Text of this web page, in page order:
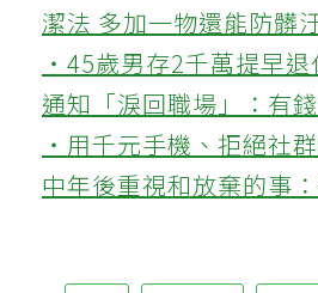
潔法 多加一物還能防髒
‧45歲男存2千萬提早退
通知「淚回職場」：有
‧用千元手機、拒絕社
中年後重視和放棄的事